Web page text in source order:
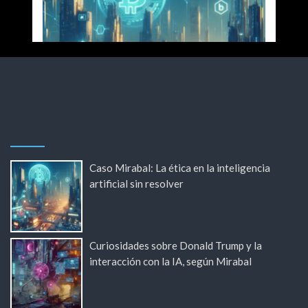
Caso Mirabal: La ética en la inteligencia
artificial sin resolver
Curiosidades sobre Donald Trump y la
interacción con la IA, según Mirabal